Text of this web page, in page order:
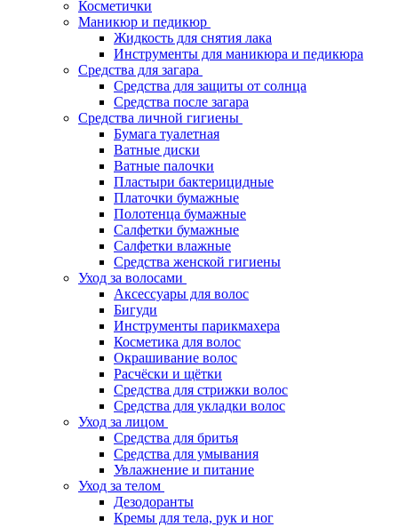
Косметички
Маникюр и педикюр
Жидкость для снятия лака
Инструменты для маникюра и педикюра
Средства для загара
Средства для защиты от солнца
Средства после загара
Средства личной гигиены
Бумага туалетная
Ватные диски
Ватные палочки
Пластыри бактерицидные
Платочки бумажные
Полотенца бумажные
Салфетки бумажные
Салфетки влажные
Средства женской гигиены
Уход за волосами
Аксессуары для волос
Бигуди
Инструменты парикмахера
Косметика для волос
Окрашивание волос
Расчёски и щётки
Средства для стрижки волос
Средства для укладки волос
Уход за лицом
Средства для бритья
Средства для умывания
Увлажнение и питание
Уход за телом
Дезодоранты
Кремы для тела, рук и ног